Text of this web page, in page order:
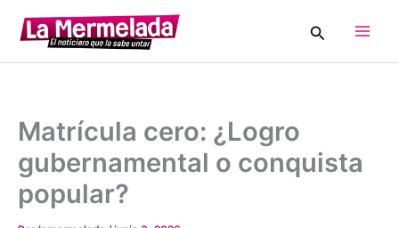
contenido
Buscar
Matrícula cero: ¿Logro
gubernamental o conquista
popular?